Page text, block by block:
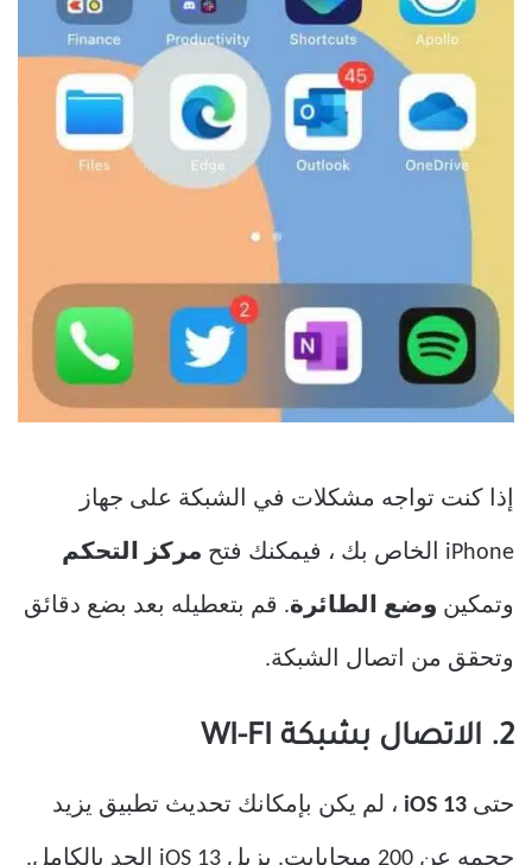
إذا كنت تواجه مشكلات في الشبكة على جهاز
iPhone الخاص بك ، فيمكنك فتح مركز التحكم
وتمكين وضع الطائرة. قم بتعطيله بعد بضع دقائق
وتحقق من اتصال الشبكة.
2. الاتصال بشبكة WI-FI
حتى ، لم يكن بإمكانك تحديث تطبيق يزيد
حجمه عن 200 ميجابايت. يزيل iOS 13 الحد بالكامل.